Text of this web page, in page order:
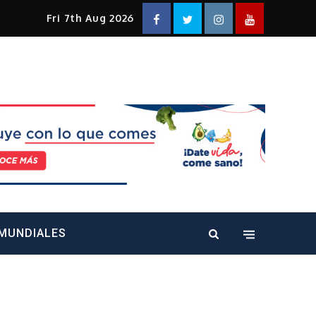
Fri 7th Aug 2026 FacebookTwitterInstagramYouTube